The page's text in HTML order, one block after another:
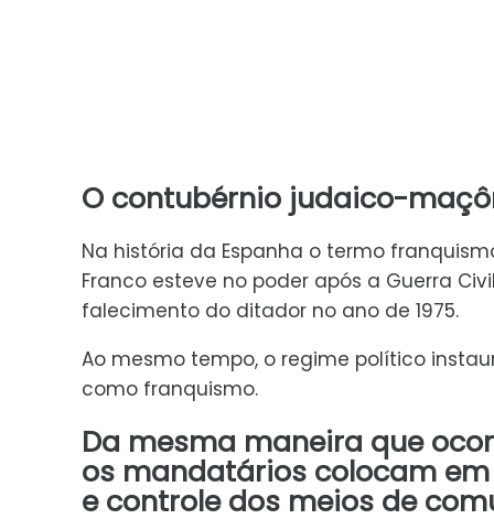
O contubérnio judaico-
Na história da Espanha o termo
Franco esteve no poder após a Guerra
falecimento do ditador no ano de 1975.
Ao mesmo tempo, o regime político
como franquismo.
Da mesma maneira que
os mandatários colocam
e controle dos meios de